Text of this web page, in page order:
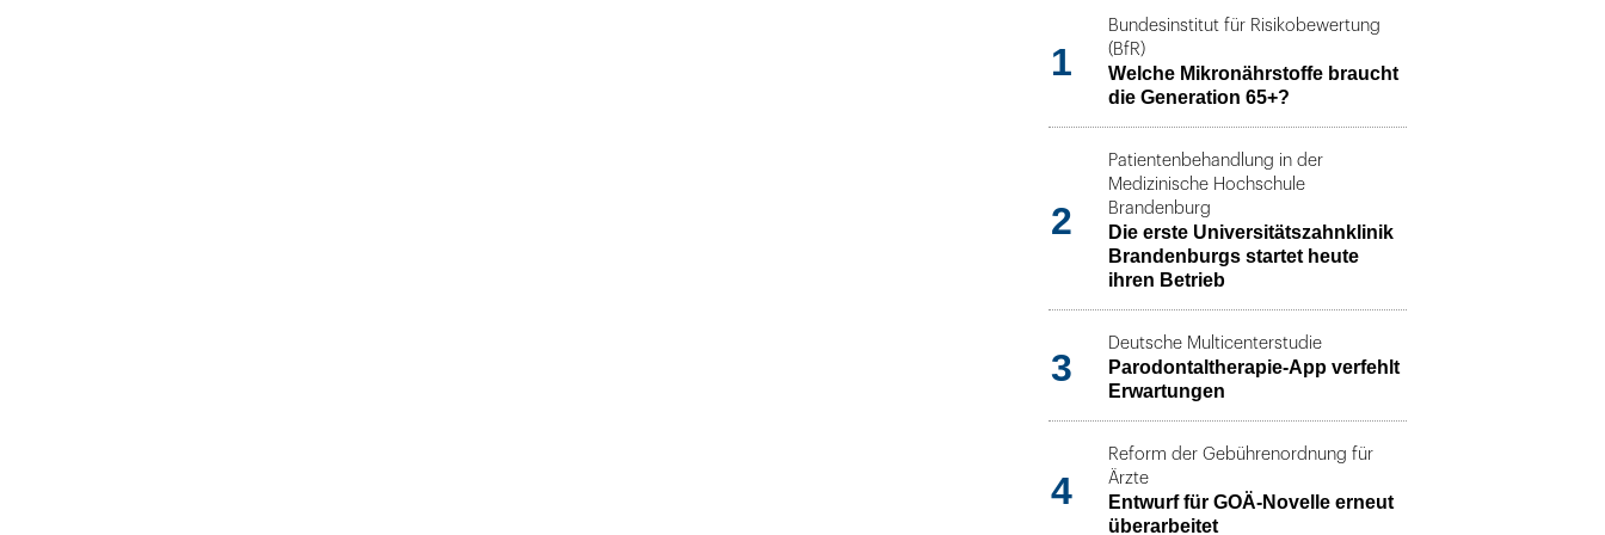
1
Bundesinstitut für Risikobewertung
(BfR)
Welche Mikronährstoffe braucht
die Generation 65+?
2
Patientenbehandlung in der
Medizinische Hochschule
Brandenburg
Die erste Universitätszahnklinik
Brandenburgs startet heute
ihren Betrieb
3
Deutsche Multicenterstudie
Parodontaltherapie-App verfehlt
Erwartungen
4
Reform der Gebührenordnung für
Ärzte
Entwurf für GOÄ-Novelle erneut
überarbeitet